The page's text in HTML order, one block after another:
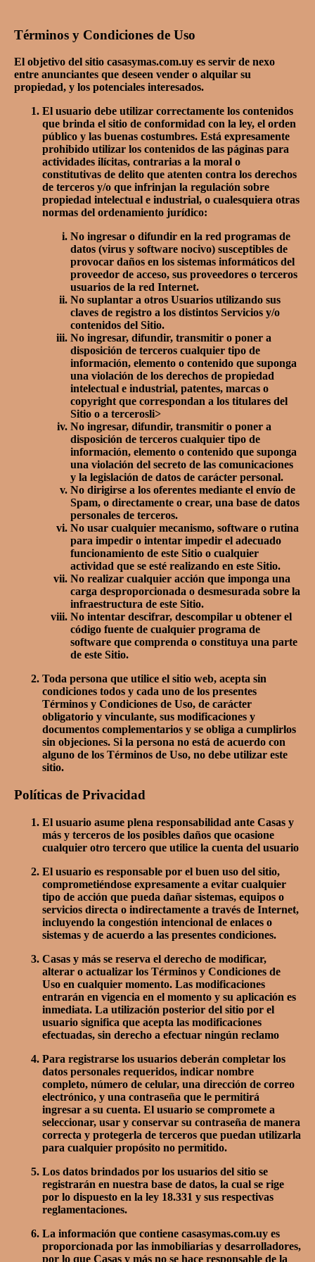
Términos y Condiciones de Uso
El objetivo del sitio casasymas.com.uy es servir de nexo
entre anunciantes que deseen vender o alquilar su
propiedad, y los potenciales interesados.
El usuario debe utilizar correctamente los contenidos
que brinda el sitio de conformidad con la ley, el orden
público y las buenas costumbres. Está expresamente
prohibido utilizar los contenidos de las páginas para
actividades ilícitas, contrarias a la moral o
constitutivas de delito que atenten contra los derechos
de terceros y/o que infrinjan la regulación sobre
propiedad intelectual e industrial, o cualesquiera otras
normas del ordenamiento jurídico:
No ingresar o difundir en la red programas de
datos (virus y software nocivo) susceptibles de
provocar daños en los sistemas informáticos del
proveedor de acceso, sus proveedores o terceros
usuarios de la red Internet.
No suplantar a otros Usuarios utilizando sus
claves de registro a los distintos Servicios y/o
contenidos del Sitio.
No ingresar, difundir, transmitir o poner a
disposición de terceros cualquier tipo de
información, elemento o contenido que suponga
una violación de los derechos de propiedad
intelectual e industrial, patentes, marcas o
copyright que correspondan a los titulares del
Sitio o a tercerosli>
No ingresar, difundir, transmitir o poner a
disposición de terceros cualquier tipo de
información, elemento o contenido que suponga
una violación del secreto de las comunicaciones
y la legislación de datos de carácter personal.
No dirigirse a los oferentes mediante el envío de
Spam, o directamente o crear, una base de datos
personales de terceros.
No usar cualquier mecanismo, software o rutina
para impedir o intentar impedir el adecuado
funcionamiento de este Sitio o cualquier
actividad que se esté realizando en este Sitio.
No realizar cualquier acción que imponga una
carga desproporcionada o desmesurada sobre la
infraestructura de este Sitio.
No intentar descifrar, descompilar u obtener el
código fuente de cualquier programa de
software que comprenda o constituya una parte
de este Sitio.
Toda persona que utilice el sitio web, acepta sin
condiciones todos y cada uno de los presentes
Términos y Condiciones de Uso, de carácter
obligatorio y vinculante, sus modificaciones y
documentos complementarios y se obliga a cumplirlos
sin objeciones. Si la persona no está de acuerdo con
alguno de los Términos de Uso, no debe utilizar este
sitio.
Políticas de Privacidad
El usuario asume plena responsabilidad ante Casas y
más y terceros de los posibles daños que ocasione
cualquier otro tercero que utilice la cuenta del usuario
El usuario es responsable por el buen uso del sitio,
comprometiéndose expresamente a evitar cualquier
tipo de acción que pueda dañar sistemas, equipos o
servicios directa o indirectamente a través de Internet,
incluyendo la congestión intencional de enlaces o
sistemas y de acuerdo a las presentes condiciones.
Casas y más se reserva el derecho de modificar,
alterar o actualizar los Términos y Condiciones de
Uso en cualquier momento. Las modificaciones
entrarán en vigencia en el momento y su aplicación es
inmediata. La utilización posterior del sitio por el
usuario significa que acepta las modificaciones
efectuadas, sin derecho a efectuar ningún reclamo
Para registrarse los usuarios deberán completar los
datos personales requeridos, indicar nombre
completo, número de celular, una dirección de correo
electrónico, y una contraseña que le permitirá
ingresar a su cuenta. El usuario se compromete a
seleccionar, usar y conservar su contraseña de manera
correcta y protegerla de terceros que puedan utilizarla
para cualquier propósito no permitido.
Los datos brindados por los usuarios del sitio se
registrarán en nuestra base de datos, la cual se rige
por lo dispuesto en la ley 18.331 y sus respectivas
reglamentaciones.
La información que contiene casasymas.com.uy es
proporcionada por las inmobiliarias y desarrolladores,
por lo que Casas y más no se hace responsable de la